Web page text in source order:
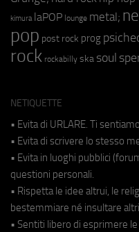
kimura laPOP lounge metal;
pop post rock prog
rock rockabilly ska soul
NETIQUETTE
• Evita di URLARE. Ti
• Evita di scrivere lo stesso
• Evita in luoghi pubblici
questioni personali.
• Rispetta le idee altrui, le
bestemmiare né insultare
• Sentiti libero di esprimere